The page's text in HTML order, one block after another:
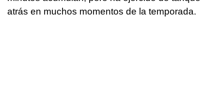
atrás en muchos momentos de la temporada.